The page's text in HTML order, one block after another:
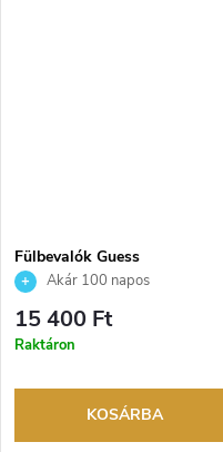
Fülbevalók Guess
JUBE04154JWYGT
Akár 100 napos
visszaküldési lehetőség. Hivatalos
márkakereskedő.
15 400 Ft
Raktáron
KOSÁRBA